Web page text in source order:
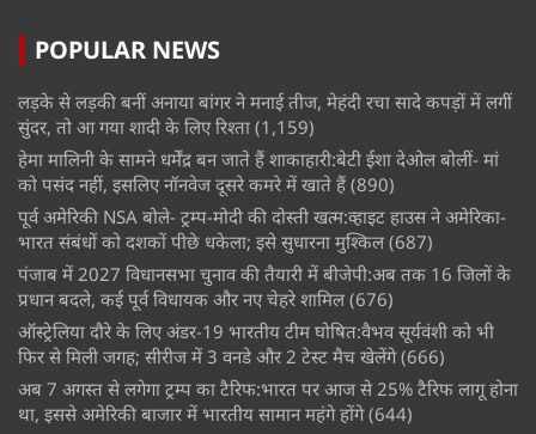
POPULAR NEWS
लड़के से लड़की बनीं अनाया बांगर ने मनाई तीज, मेहंदी रचा सादे कपड़ों में लगीं
सुंदर, तो आ गया शादी के लिए रिश्ता (1,159)
हेमा मालिनी के सामने धर्मेंद्र बन जाते हैं शाकाहारी:बेटी ईशा देओल बोलीं- मां
को पसंद नहीं, इसलिए नॉनवेज दूसरे कमरे में खाते हैं (890)
पूर्व अमेरिकी NSA बोले- ट्रम्प-मोदी की दोस्ती खत्म:व्हाइट हाउस ने अमेरिका-
भारत संबंधों को दशकों पीछे धकेला; इसे सुधारना मुश्किल (687)
पंजाब में 2027 विधानसभा चुनाव की तैयारी में बीजेपी:अब तक 16 जिलों के
प्रधान बदले, कई पूर्व विधायक और नए चेहरे शामिल (676)
ऑस्ट्रेलिया दौरे के लिए अंडर-19 भारतीय टीम घोषित:वैभव सूर्यवंशी को भी
फिर से मिली जगह; सीरीज में 3 वनडे और 2 टेस्ट मैच खेलेंगे (666)
अब 7 अगस्त से लगेगा ट्रम्प का टैरिफ:भारत पर आज से 25% टैरिफ लागू होना
था, इससे अमेरिकी बाजार में भारतीय सामान महंगे होंगे (644)